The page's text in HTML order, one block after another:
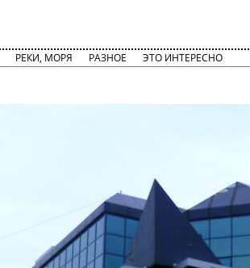
РЕКИ, МОРЯ РАЗНОЕ ЭТО ИНТЕРЕСНО